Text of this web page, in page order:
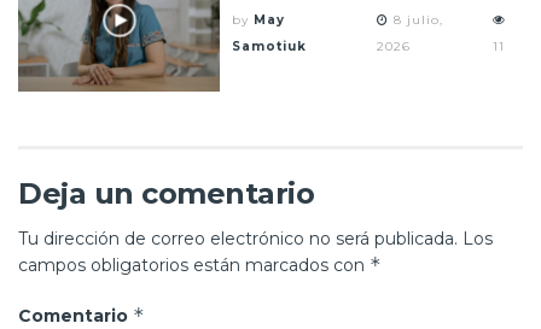
by May
Samotiuk
8 julio,
2026
11
Deja un comentario
Tu dirección de correo electrónico no será publicada. Los
campos obligatorios están marcados con *
Comentario *